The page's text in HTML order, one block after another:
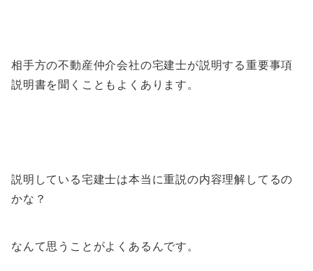
相手方の不動産仲介会社の宅建士が説明する重要事項
説明書を聞くこともよくあります。
説明している宅建士は本当に重説の内容理解してるの
かな？
なんて思うことがよくあるんです。